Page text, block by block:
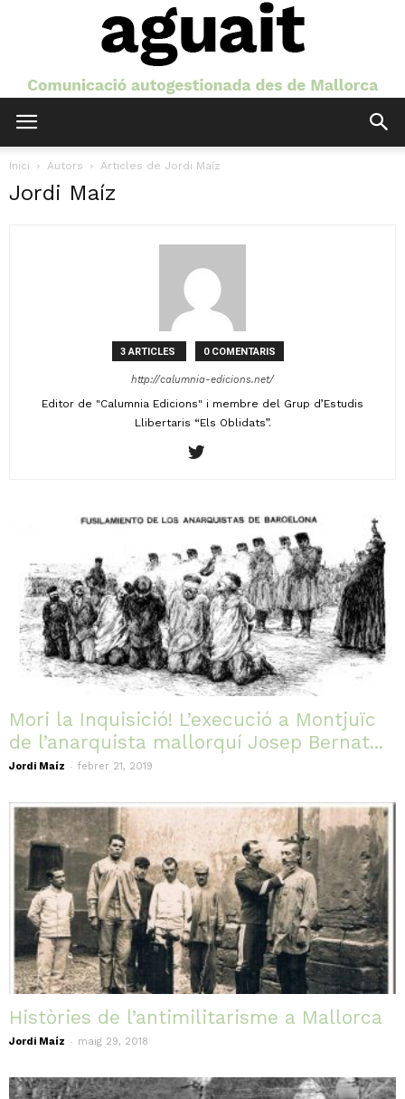
Inici Autors Articles de Jordi Maíz
Jordi Maíz
3 ARTICLES 0 COMENTARIS
http://calumnia-edicions.net/
Editor de "Calumnia Edicions" i membre del Grup d’Estudis
Llibertaris “Els Oblidats”.
Mori la Inquisició! L’execució a Montjuïc
de l’anarquista mallorquí Josep Bernat...
Jordi Maíz - febrer 21, 2019
Històries de l’antimilitarisme a Mallorca
Jordi Maíz - maig 29, 2018